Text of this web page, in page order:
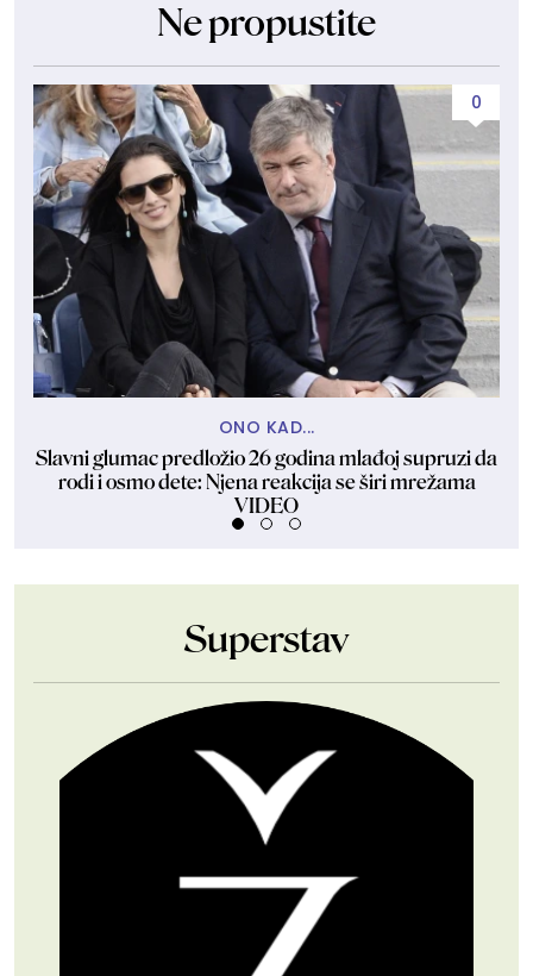
Ne propustite
0
ONO KAD...
Slavni glumac predložio 26 godina mlađoj supruzi da
rodi i osmo dete: Njena reakcija se širi mrežama
VIDEO
Superstav